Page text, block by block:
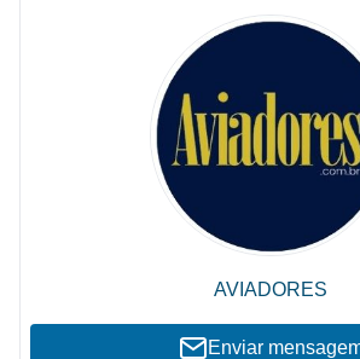
AVIADORES
Enviar